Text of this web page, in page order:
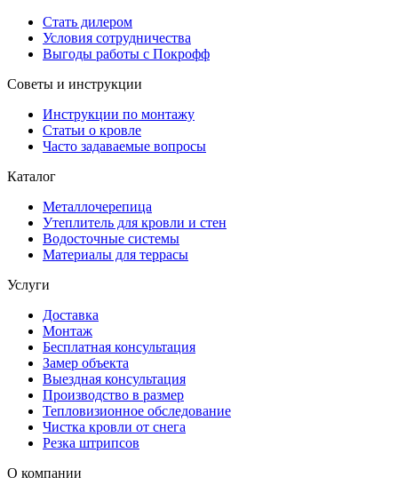
Стать дилером
Условия сотрудничества
Выгоды работы с Покрофф
Советы и инструкции
Инструкции по монтажу
Статьи о кровле
Часто задаваемые вопросы
Каталог
Металлочерепица
Утеплитель для кровли и стен
Водосточные системы
Материалы для террасы
Услуги
Доставка
Монтаж
Бесплатная консультация
Замер объекта
Выездная консультация
Производство в размер
Тепловизионное обследование
Чистка кровли от снега
Резка штрипсов
О компании